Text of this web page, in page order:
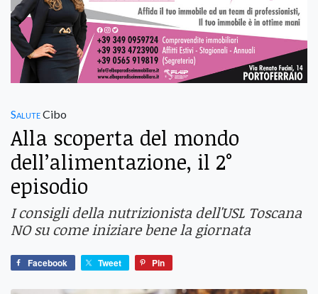
SaluteCibo
Alla scoperta del mondo
dell’alimentazione, il 2°
episodio
I consigli della nutrizionista dell'USL Toscana
NO su come iniziare bene la giornata
Facebook Tweet Pin